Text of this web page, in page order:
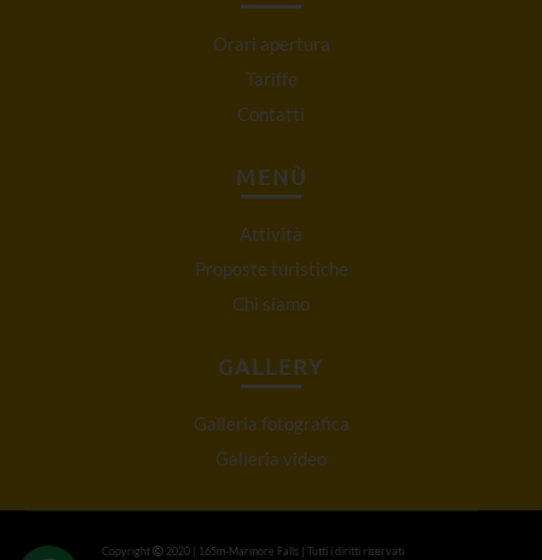
Orari apertura
Tariffe
Contatti
MENÙ
Attività
Proposte turistiche
Chi siamo
GALLERY
Galleria fotografica
Galleria video
Copyright 2020 | 165m-Marmore Falls | Tutti i diritti riservati